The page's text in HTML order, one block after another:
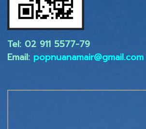
Tel: 02 ​911 5577-79
Email: popnuanamair@gmail.com